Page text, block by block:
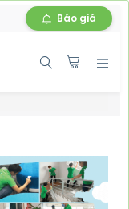
Báo giá